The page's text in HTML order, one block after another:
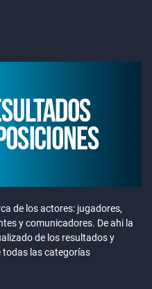
de los actores: jugadores,
y comunicadores. De ahi la
de los resultados y
todas las categorías